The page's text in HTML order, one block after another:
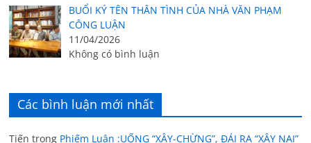
BUỔI KÝ TÊN THÂN TÌNH CỦA NHÀ VĂN PHẠM
CÔNG LUẬN
11/04/2026
Không có bình luận
Các bình luận mới nhất
Tiến trong Phiếm Luận :UỐNG “XÂY-CHỪNG”, ĐÁI RA “XÂY NẠI”